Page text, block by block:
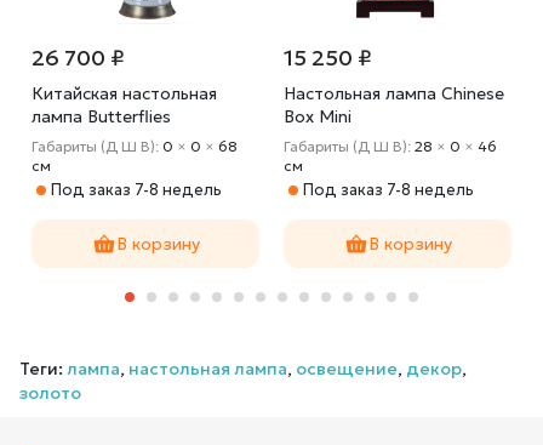
26 700 ₽
Китайская настольная
лампа Butterflies
Габариты (Д Ш В): 0 × 0 × 68
cм
Под заказ 7-8 недель
В корзину
15 250 ₽
Настольная лампа Chinese
Box Mini
Габариты (Д Ш В): 28 × 0 × 46
cм
Под заказ 7-8 недель
В корзину
Теги: лампа, настольная лампа, освещение, декор,
золото